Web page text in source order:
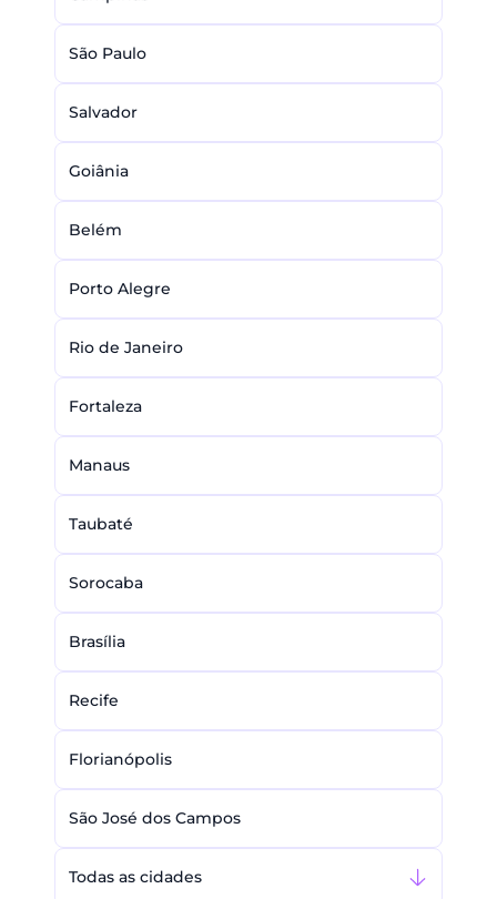
São Paulo
Salvador
Goiânia
Belém
Porto Alegre
Rio de Janeiro
Fortaleza
Manaus
Taubaté
Sorocaba
Brasília
Recife
Florianópolis
São José dos Campos
Todas as cidades